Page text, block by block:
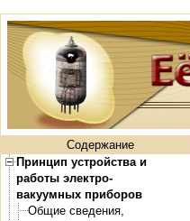
Содержание
Принцип устройства и
работы электро-
вакуумных приборов
Общие сведения,